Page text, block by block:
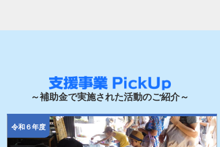
～補助金で実施された活動のご紹介～
令和６年度